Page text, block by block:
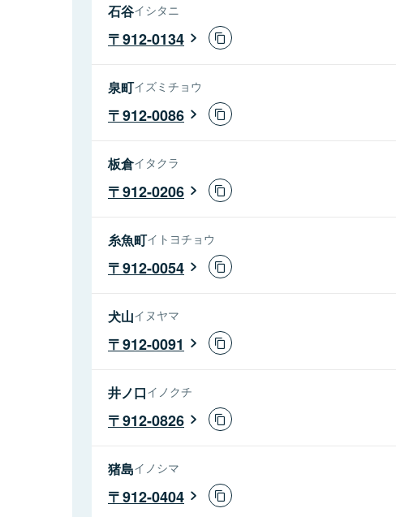
石谷イシタニ
912-0134
泉町イズミチョウ
912-0086
板倉イタクラ
912-0206
糸魚町イトヨチョウ
912-0054
犬山イヌヤマ
912-0091
井ノ口イノクチ
912-0826
猪島イノシマ
912-0404